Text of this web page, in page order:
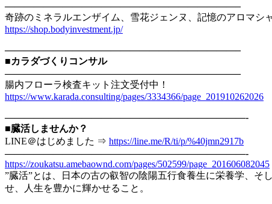
————————————————————————–
奇跡のミネラルエンザイム、雪花ジェンヌ、記憶のアロマシ
https://shop.bodyinvestment.jp/
————————————————————————–
■カラダづくりコンサル
————————————————————————–
腸内フローラ検査キット注文受付中！
https://www.karada.consulting/pages/3334366/page_201910262026
—————————————————————————-
■臓活しませんか？
LINE＠はじめました ⇒ https://line.me/R/ti/p/%40jmn2917b
—————————————————————————-
https://zoukatsu.amebaownd.com/pages/502599/page_201606082045
”臓活”とは、日本の古の叡智の陰陽五行食養生に栄養学、
せ、人生を豊かに輝かせること。